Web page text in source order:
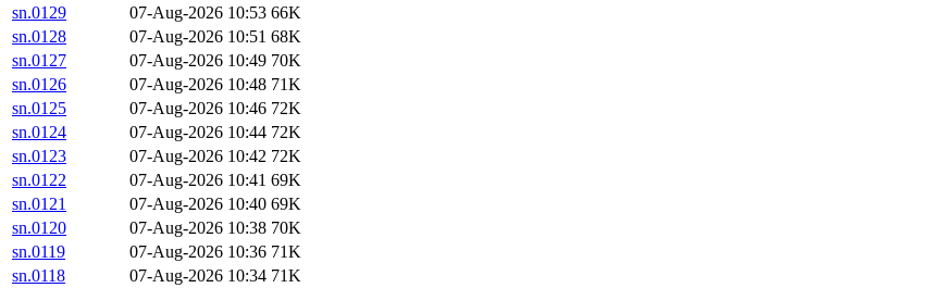
sn.0129
07-Aug-2026 10:53 66K
sn.0128
07-Aug-2026 10:51 68K
sn.0127
07-Aug-2026 10:49 70K
sn.0126
07-Aug-2026 10:48 71K
sn.0125
07-Aug-2026 10:46 72K
sn.0124
07-Aug-2026 10:44 72K
sn.0123
07-Aug-2026 10:42 72K
sn.0122
07-Aug-2026 10:41 69K
sn.0121
07-Aug-2026 10:40 69K
sn.0120
07-Aug-2026 10:38 70K
sn.0119
07-Aug-2026 10:36 71K
sn.0118
07-Aug-2026 10:34 71K